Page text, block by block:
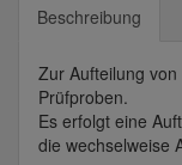
Beschreibung
Zur Aufteilung
Prüfproben.
Es erfolgt eine
die wechselweise